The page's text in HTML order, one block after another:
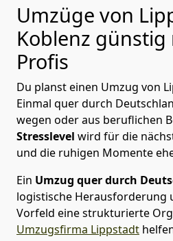
Umzüge von
Koblenz günstig
Profis
Du planst einen Umzug von
Einmal quer durch
wegen oder aus beruflichen
Stresslevel wird für die
und die ruhigen Momente
Ein Umzug quer durch
logistische Herausforderung
Vorfeld eine strukturierte
Umzugsfirma Lippstadt